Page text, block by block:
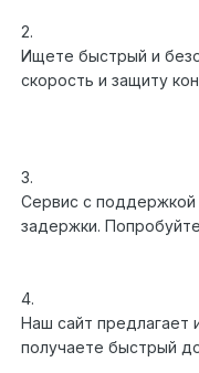
2.
Ищете быстрый и
скорость и защиту
3.
Сервис с поддержкой
задержки.
4.
Наш сайт предлагает
получаете быстрый